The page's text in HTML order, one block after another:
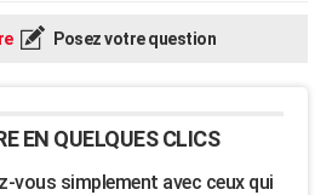
Posez votre question
EN QUELQUES CLICS
vous simplement avec ceux qui